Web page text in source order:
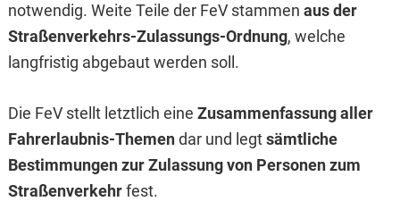
notwendig. Weite Teile der FeV stammen aus der
Straßenverkehrs-Zulassungs-Ordnung, welche
langfristig abgebaut werden soll.
Die FeV stellt letztlich eine Zusammenfassung aller
Fahrerlaubnis-Themendar und legtsämtliche
Bestimmungen zur Zulassung von Personen zum
Straßenverkehrfest.